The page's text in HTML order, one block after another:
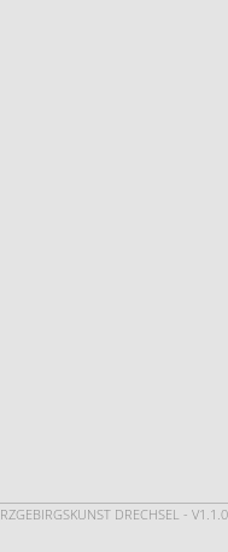
DRECHSEL - V1.1.0